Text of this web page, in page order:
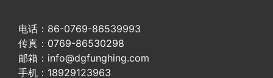
电话：86-0769-86539993
传真：0769-86530298
邮箱：info@dgfunghing.com
手机：18929123963